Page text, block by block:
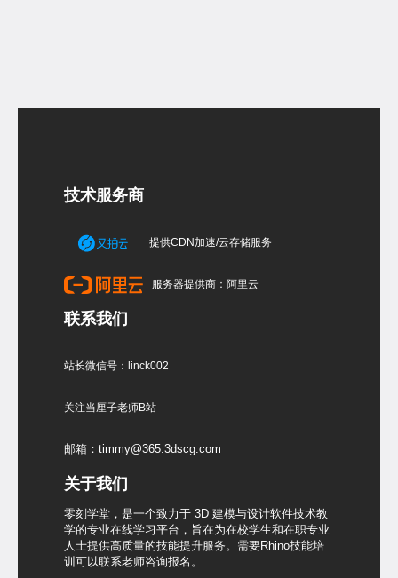
技术服务商
提供CDN加速/云存储服务
服务器提供商：阿里云
联系我们
站长微信号：linck002
关注当厘子老师B站
邮箱：timmy@365.3dscg.com
关于我们
零刻学堂，是一个致力于 3D 建模与设计软件技术教
学的专业在线学习平台，旨在为在校学生和在职专业
人士提供高质量的技能提升服务。需要Rhino技能培
训可以联系老师咨询报名。